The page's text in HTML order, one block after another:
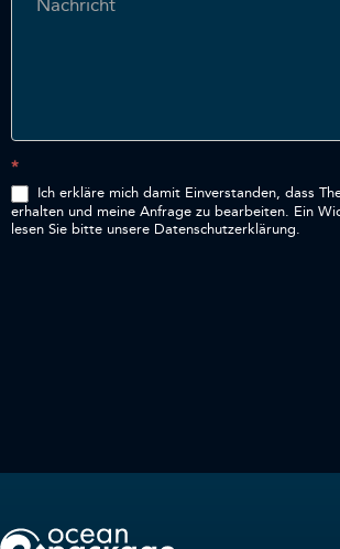
*
Ich erkläre mich damit Einverstanden, dass
erhalten und meine Anfrage zu bearbeiten. Ein Widerruf der Einwilligung ist jederzeit in schriftlicher Form oder über den Abmeldelink, der in allen Mitteilungen enthalten ist, möglich. Für weitere Informationen
lesen Sie bitte unsere Datenschutzerklärung.